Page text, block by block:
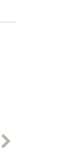
F - профиль для
панелей ПВХ 30